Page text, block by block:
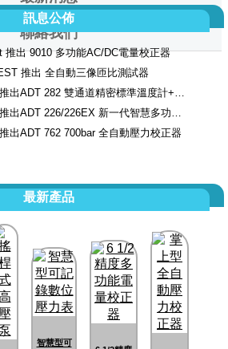
聯絡我們
訊息公佈
推出 9010 多功能AC/DC電量校正器
推出 全自動三像匝比測試器
ADT 282 雙通道精密標準溫度計+記錄器
226/226EX 新一代智慧多功能程控校正器
出ADT 762 700bar 全自動壓力校正器
最新產品
智慧型可